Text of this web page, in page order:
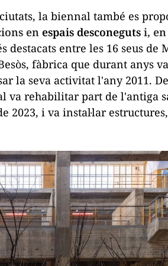
la biennal també es
en espais desconeguts i, en
destacats entre les 16 seus de
fàbrica que durant anys
la seva activitat l'any 2011.
va rehabilitar part de l'antiga
2023, i va instal·lar